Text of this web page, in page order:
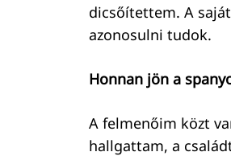
dicsőítettem. A
azonosulni tudok.
Honnan jön a
A felmenőim közt
hallgattam, a